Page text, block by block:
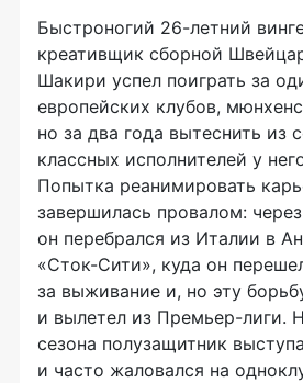
Быстроногий 26-летний
креативщик сборной
Шакири успел поиграть за
европейских клубов,
но за два года вытеснить из
классных исполнителей у
Попытка реанимировать
завершилась провалом:
он перебрался из Италии в
«Сток-Сити», куда он
за выживание и, но эту
и вылетел из Премьер-лиги.
сезона полузащитник
и часто жаловался на